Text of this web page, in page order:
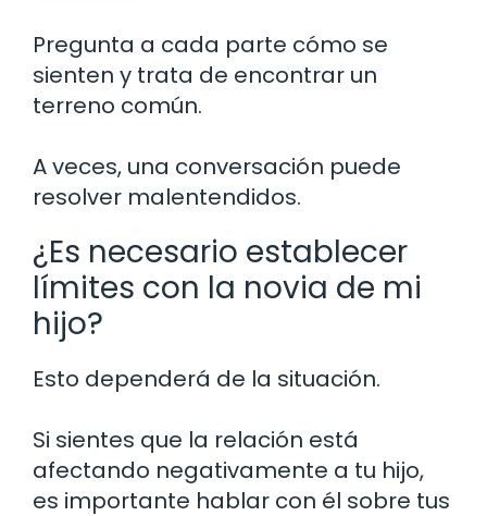
Pregunta a cada parte cómo se
sienten y trata de encontrar un
terreno común.
A veces, una conversación puede
resolver malentendidos.
¿Es necesario establecer
límites con la novia de mi
hijo?
Esto dependerá de la situación.
Si sientes que la relación está
afectando negativamente a tu hijo,
es importante hablar con él sobre tus